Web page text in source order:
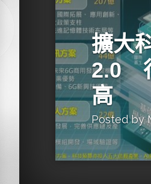
擴大
2.0
高
Posted by